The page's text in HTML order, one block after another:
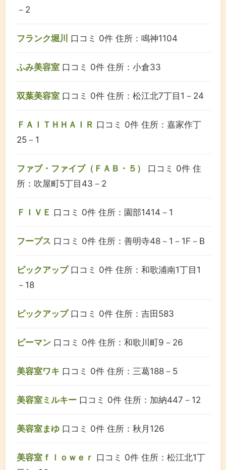
－2
フランク堀川 口コミ 0件 住所：鳴神1104
ふみ美容室 口コミ 0件 住所：小倉33
双葉美容室 口コミ 0件 住所：松江北7丁目1－24
ＦＡＩＴＨＨＡＩＲ 口コミ 0件 住所：嘉家作丁
25－1
ファブ・ファイブ（ＦＡＢ・５） 口コミ 0件 住
所：吹屋町5丁目43－2
ＦＩＶＥ 口コミ 0件 住所：園部1414－1
フープス 口コミ 0件 住所：善明寺48－1－1F－B
ピックアップ 口コミ 0件 住所：和歌浦南1丁目1
－18
ピックアップ 口コミ 0件 住所：吉田583
ピーマン 口コミ 0件 住所：和歌川町9－26
美容室ワキ 口コミ 0件 住所：三葛188－5
美容室ミルキー 口コミ 0件 住所：加納447－12
美容室まゆ 口コミ 0件 住所：秋月126
美容室ｆｌｏｗｅｒ 口コミ 0件 住所：松江北1丁